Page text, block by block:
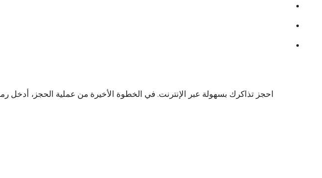
احجز تذاكرك بسهولة عبر الإنترنت. في الخطوة الأخيرة من عملية الحجز،